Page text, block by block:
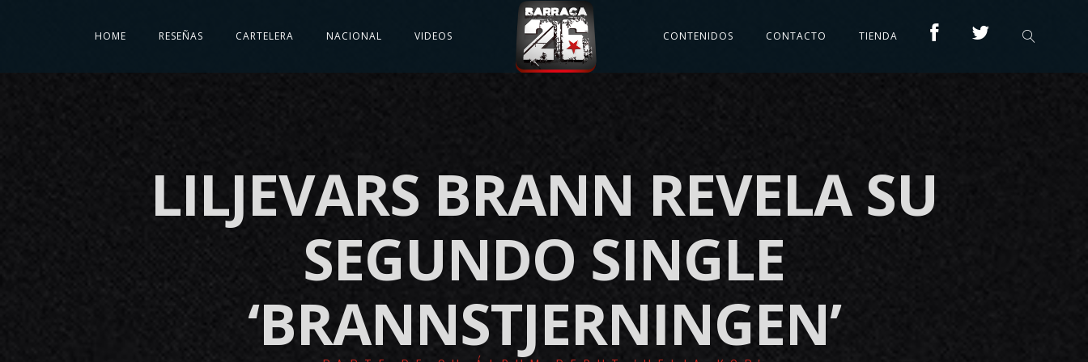
HOME RESEÑAS CARTELERA NACIONAL VIDEOS CONTENIDOS CONTACTO TIENDA
LILJEVARS BRANN REVELA SU
SEGUNDO SINGLE
‘BRANNSTJERNINGEN’